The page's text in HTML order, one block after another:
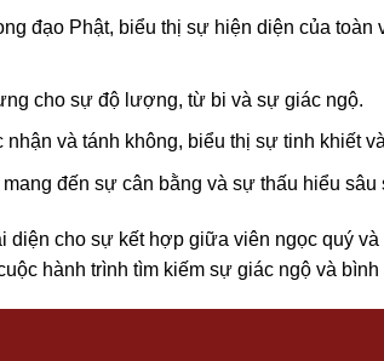
đạo Phật, biểu thị sự hiện diện của toàn
cho sự độ lượng, từ bi và sự giác ngộ.
và tánh không, biểu thị sự tinh khiết
đến sự cân bằng và sự thấu hiểu
diện cho sự kết hợp giữa viên ngọc quý
hành trình tìm kiếm sự giác ngộ và bình